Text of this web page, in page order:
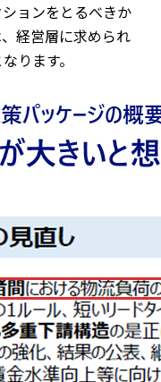
ョンをとるべきか
経営層に求められ
ります。